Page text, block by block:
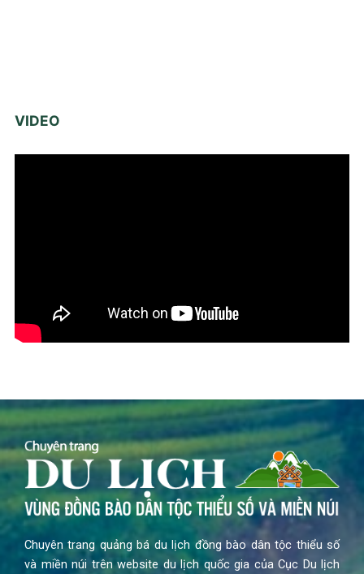
VIDEO
Chuyên trang quảng bá du lịch đồng bào dân tộc thiểu số
và miền núi trên website du lịch quốc gia của Cục Du lịch